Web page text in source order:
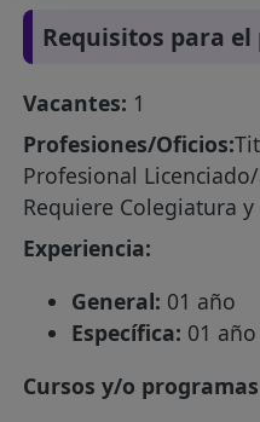
Requisitos para el
Vacantes: 1
Profesiones/Oficios:
Profesional
Requiere Colegiatura
Experiencia:
General: 01 año
Específica: 01 año
Cursos y/o